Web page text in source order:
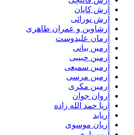
آرش کایان
آرش نورائی
آرشاوین و عمران طاهری
آرمان علیدوست
آرمین بیانی
آرمین حبیبی
آرمین سمیعی
آرمین مرسی
آرمین مکری
آروان جوان
آریا حمد الله زاده
آریابد
آریان موسوی